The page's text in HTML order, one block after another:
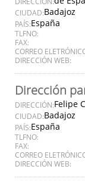
CIUDAD:Badajoz
PAÍS:España
TLFNO:
FAX:
CORREO
DIRECCIÓN WEB:
Dirección
DIRECCIÓN:Felipe
CIUDAD:Badajoz
PAÍS:España
TLFNO:
FAX:
CORREO
DIRECCIÓN WEB: